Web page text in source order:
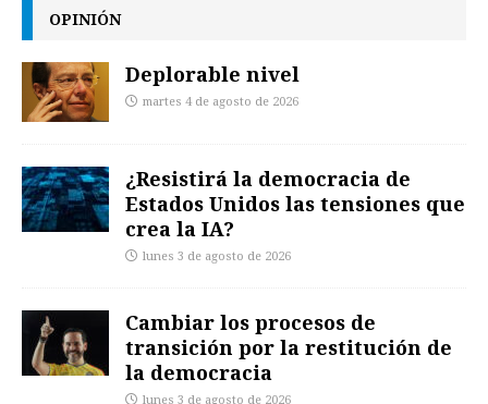
OPINIÓN
Deplorable nivel
martes 4 de agosto de 2026
¿Resistirá la democracia de
Estados Unidos las tensiones que
crea la IA?
lunes 3 de agosto de 2026
Cambiar los procesos de
transición por la restitución de
la democracia
lunes 3 de agosto de 2026